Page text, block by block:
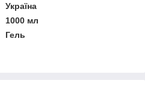
Україна
1000 мл
Гель